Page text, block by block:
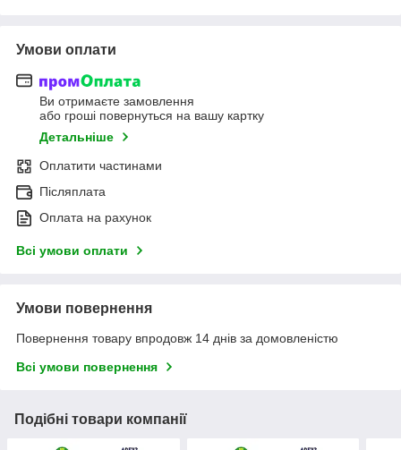
Умови оплати
Ви отримаєте замовлення
або гроші повернуться на вашу картку
Детальніше
Оплатити частинами
Післяплата
Оплата на рахунок
Всі умови оплати
Умови повернення
Повернення товару впродовж 14 днів за домовленістю
Всі умови повернення
Подібні товари компанії